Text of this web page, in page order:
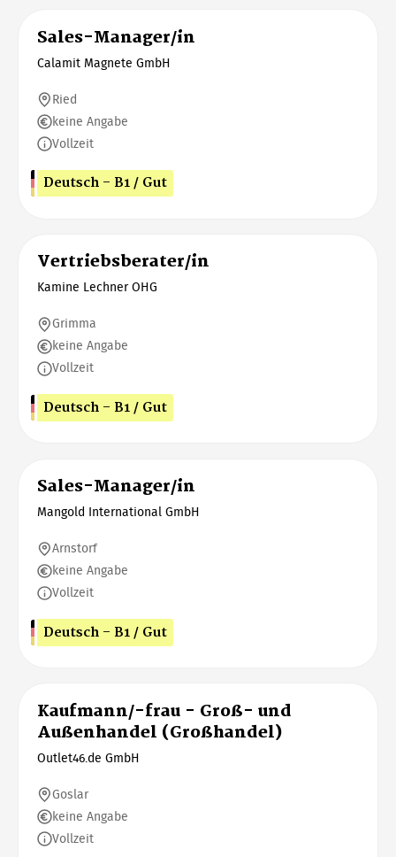
Sales-Manager/in
Calamit Magnete GmbH
Ried
keine Angabe
Vollzeit
Deutsch - B1 / Gut
Vertriebsberater/in
Kamine Lechner OHG
Grimma
keine Angabe
Vollzeit
Deutsch - B1 / Gut
Sales-Manager/in
Mangold International GmbH
Arnstorf
keine Angabe
Vollzeit
Deutsch - B1 / Gut
Kaufmann/-frau - Groß- und
Außenhandel (Großhandel)
Outlet46.de GmbH
Goslar
keine Angabe
Vollzeit